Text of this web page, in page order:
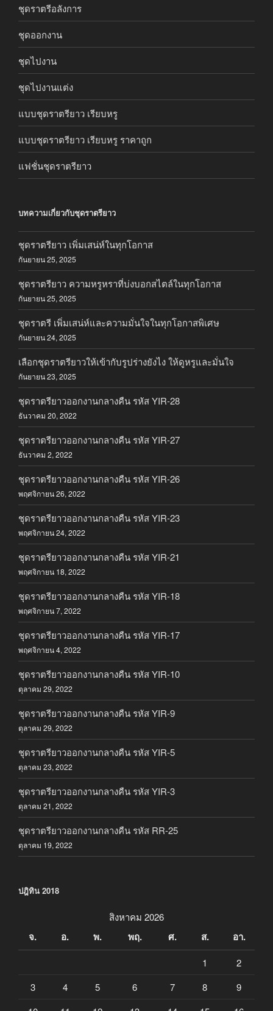
ชุดราตรีอลังการ
ชุดออกงาน
ชุดไปงาน
ชุดไปงานแต่ง
แบบชุดราตรียาว เรียบหรู
แบบชุดราตรียาว เรียบหรู ราคาถูก
แฟชั่นชุดราตรียาว
บทความเกี่ยวกับชุดราตรียาว
ชุดราตรียาว เพิ่มเสน่ห์ในทุกโอกาส
กันยายน 25, 2025
ชุดราตรียาว ความหรูหราที่บ่งบอกสไตล์ในทุกโอกาส
กันยายน 25, 2025
ชุดราตรี เพิ่มเสน่ห์และความมั่นใจในทุกโอกาสพิเศษ
กันยายน 24, 2025
เลือกชุดราตรียาวให้เข้ากับรูปร่างยังไง ให้ดูหรูและมั่นใจ
กันยายน 23, 2025
ชุดราตรียาวออกงานกลางคืน รหัส YIR-28
ธันวาคม 20, 2022
ชุดราตรียาวออกงานกลางคืน รหัส YIR-27
ธันวาคม 2, 2022
ชุดราตรียาวออกงานกลางคืน รหัส YIR-26
พฤศจิกายน 26, 2022
ชุดราตรียาวออกงานกลางคืน รหัส YIR-23
พฤศจิกายน 24, 2022
ชุดราตรียาวออกงานกลางคืน รหัส YIR-21
พฤศจิกายน 18, 2022
ชุดราตรียาวออกงานกลางคืน รหัส YIR-18
พฤศจิกายน 7, 2022
ชุดราตรียาวออกงานกลางคืน รหัส YIR-17
พฤศจิกายน 4, 2022
ชุดราตรียาวออกงานกลางคืน รหัส YIR-10
ตุลาคม 29, 2022
ชุดราตรียาวออกงานกลางคืน รหัส YIR-9
ตุลาคม 29, 2022
ชุดราตรียาวออกงานกลางคืน รหัส YIR-5
ตุลาคม 23, 2022
ชุดราตรียาวออกงานกลางคืน รหัส YIR-3
ตุลาคม 21, 2022
ชุดราตรียาวออกงานกลางคืน รหัส RR-25
ตุลาคม 19, 2022
ปฎิทิน 2018
สิงหาคม 2026
จ. อ. พ. พฤ. ศ. ส. อา.
1
2
3
4 5 6 7 8
9